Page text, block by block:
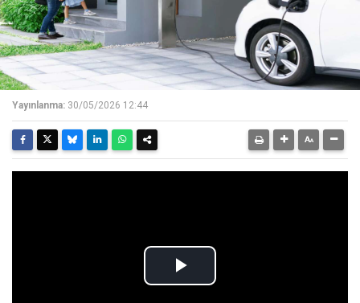
Yayınlanma: 30/05/2026 12:44